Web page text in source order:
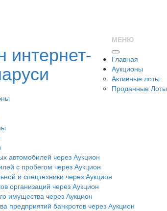
МЕНЮ
Главная
Аукционы
Активные лоты
Проданные Лоты
автомобилей через Аукцион
с пробегом через Аукцион
и спецтехники через Аукцион
организаций через Аукцион
имущества через Аукцион
предприятий банкротов через Аукцион